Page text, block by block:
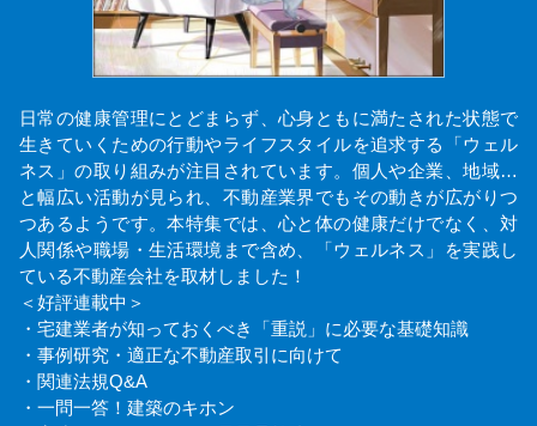
日常の健康管理にとどまらず、心身ともに満たされた状態で
生きていくための行動やライフスタイルを追求する「ウェル
ネス」の取り組みが注目されています。個人や企業、地域…
と幅広い活動が見られ、不動産業界でもその動きが広がりつ
つあるようです。本特集では、心と体の健康だけでなく、対
人関係や職場・生活環境まで含め、「ウェルネス」を実践し
ている不動産会社を取材しました！
＜好評連載中＞
・宅建業者が知っておくべき「重説」に必要な基礎知識
・事例研究・適正な不動産取引に向けて
・関連法規Q&A
・一問一答！建築のキホン